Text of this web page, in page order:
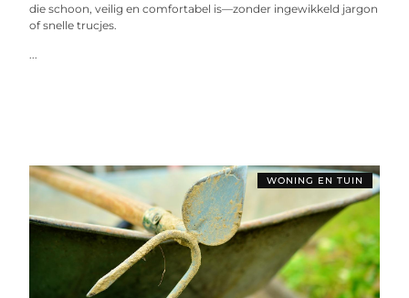
die schoon, veilig en comfortabel is—zonder ingewikkeld jargon
of snelle trucjes.
...
WONING EN TUIN